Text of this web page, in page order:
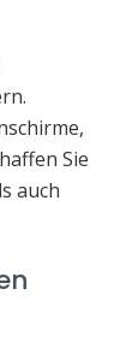
Sie
auch